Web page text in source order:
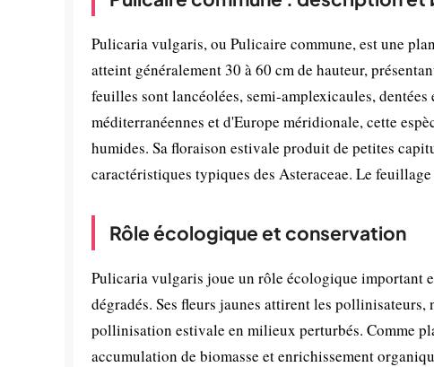
Pulicaria vulgaris, ou Pulicaire commune, est une
atteint généralement 30 à 60 cm de hauteur,
feuilles sont lancéolées, semi-amplexicaules,
méditerranéennes et d'Europe méridionale, cette
humides. Sa floraison estivale produit de petites
caractéristiques typiques des Asteraceae. Le
Rôle écologique et conservation
Pulicaria vulgaris joue un rôle écologique important
dégradés. Ses fleurs jaunes attirent les
pollinisation estivale en milieux perturbés. Comme
accumulation de biomasse et enrichissement